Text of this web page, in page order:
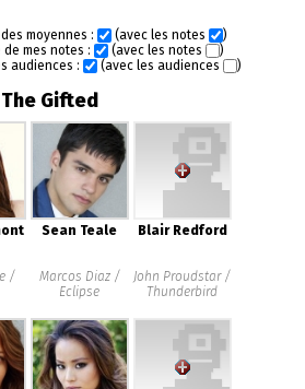
moyennes : (avec les notes
)
mes notes :
(avec les notes
)
audiences :
(avec les audiences )
Gifted
/
Sean Teale
Marcos Diaz /
Eclipse
Blair Redford
John Proudstar /
Thunderbird